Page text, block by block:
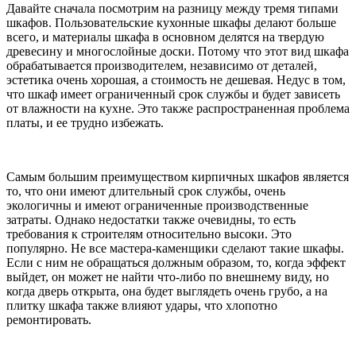
Давайте сначала посмотрим на разницу между тремя типами
шкафов. Пользовательские кухонные шкафы делают больше
всего, и материалы шкафа в основном делятся на твердую
древесину и многослойные доски. Потому что этот вид шкафа
обрабатывается производителем, независимо от деталей,
эстетика очень хорошая, а стоимость не дешевая. Недус в том,
что шкаф имеет ограниченный срок службы и будет зависеть
от влажности на кухне. Это также распространенная проблема
платы, и ее трудно избежать.
Самым большим преимуществом кирпичных шкафов является
то, что они имеют длительный срок службы, очень
экологичны и имеют ограниченные производственные
затраты. Однако недостатки также очевидны, то есть
требования к строителям относительно высоки. Это
популярно. Не все мастера-каменщики сделают такие шкафы.
Если с ним не обращаться должным образом, то, когда эффект
выйдет, он может не найти что-либо по внешнему виду, но
когда дверь открыта, она будет выглядеть очень грубо, а на
плитку шкафа также влияют удары, что хлопотно
ремонтировать.